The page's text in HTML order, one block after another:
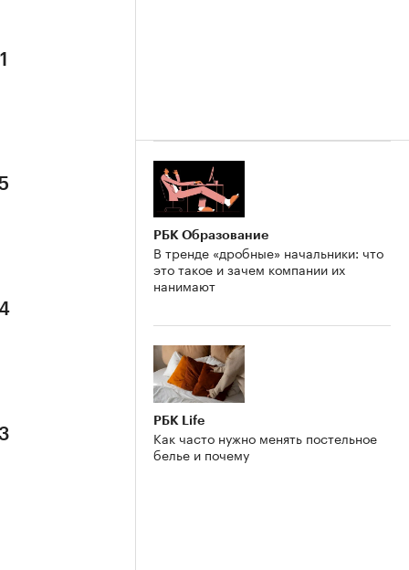
РБК Образование
В тренде «дробные» начальники: что
это такое и зачем компании их
нанимают
РБК Life
Как часто нужно менять постельное
белье и почему